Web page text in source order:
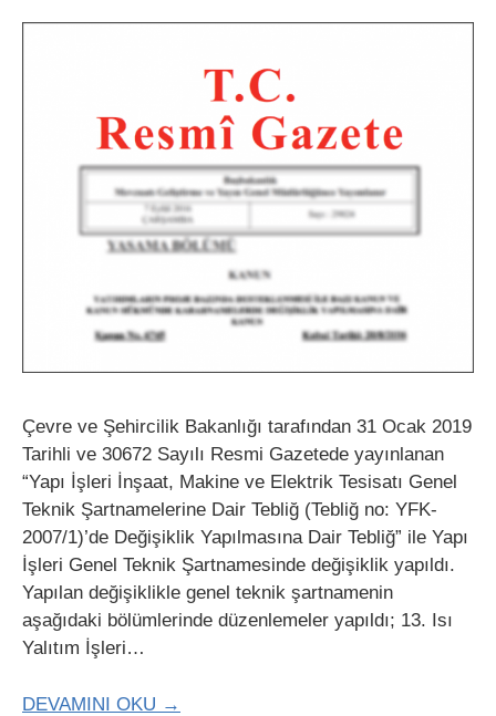
Çevre ve Şehircilik Bakanlığı tarafından 31 Ocak 2019
Tarihli ve 30672 Sayılı Resmi Gazetede yayınlanan
“Yapı İşleri İnşaat, Makine ve Elektrik Tesisatı Genel
Teknik Şartnamelerine Dair Tebliğ (Tebliğ no: YFK-
2007/1)’de Değişiklik Yapılmasına Dair Tebliğ” ile Yapı
İşleri Genel Teknik Şartnamesinde değişiklik yapıldı.
Yapılan değişiklikle genel teknik şartnamenin
aşağıdaki bölümlerinde düzenlemeler yapıldı; 13. Isı
Yalıtım İşleri…
DEVAMINI OKU →